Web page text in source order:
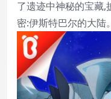
了遗迹中神秘的宝藏,
密:伊斯特巴尔的大陆。